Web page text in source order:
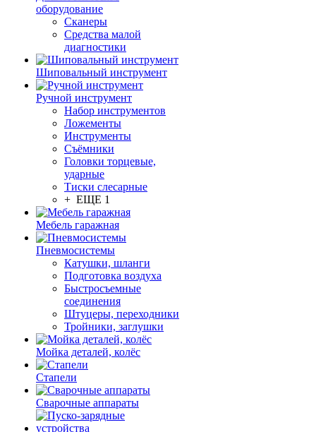
оборудование
Сканеры
Средства малой
диагностики
Шиповальный инструмент
Ручной инструмент
Набор инструментов
Ложементы
Инструменты
Съёмники
Головки торцевые,
ударные
Тиски слесарные
+ ЕЩЕ 1
Мебель гаражная
Пневмосистемы
Катушки, шланги
Подготовка воздуха
Быстросъемные
соединения
Штуцеры, переходники
Тройники, заглушки
Мойка деталей, колёс
Стапели
Сварочные аппараты